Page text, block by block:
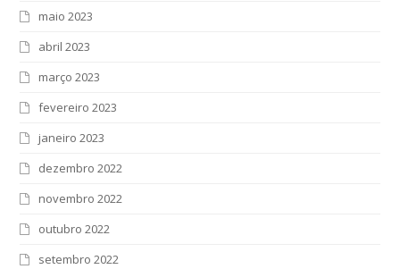
maio 2023
abril 2023
março 2023
fevereiro 2023
janeiro 2023
dezembro 2022
novembro 2022
outubro 2022
setembro 2022